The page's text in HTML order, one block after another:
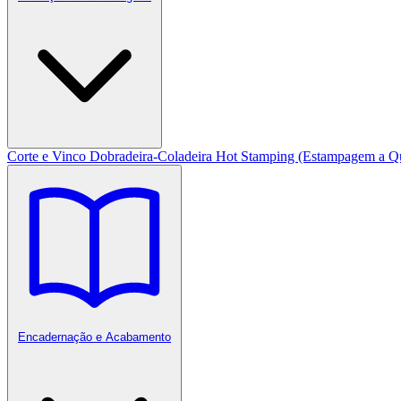
Corte e Vinco Dobradeira-Coladeira Hot Stamping (Estampagem a
Encadernação e Acabamento